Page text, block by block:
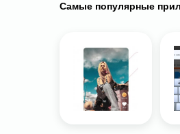
Самые популярные